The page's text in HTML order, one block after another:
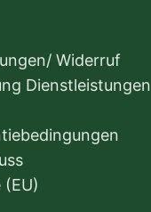
Widerruf
Dienstleistungen